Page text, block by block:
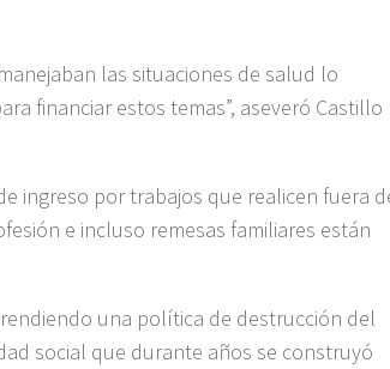
las situaciones de salud lo
financiar estos temas”, aseveró Castillo
ingreso por trabajos que realicen fuera
e incluso remesas familiares están
una política de destrucción del
social que durante años se construyó